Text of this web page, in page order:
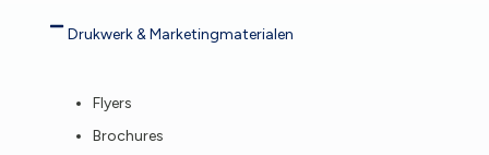
Drukwerk & Marketingmaterialen
Flyers
Brochures